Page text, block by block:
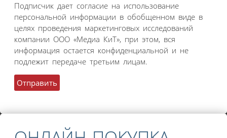
Подписчик дает согласие на использование
персональной информации в обобщенном виде в
целях проведения маркетинговых исследований
компании ООО «Медиа КиТ», при этом, вся
информация остается конфиденциальной и не
подлежит передаче третьим лицам.